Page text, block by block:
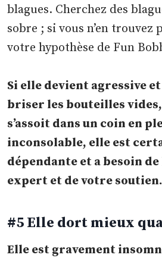
blagues. Cherchez des
sobre ; si vous n’en
votre hypothèse de Fun
Si elle devient agressive
briser les bouteilles
s’assoit dans un coin en
inconsolable, elle est
dépendante et a besoin de
expert et de votre soutien.
#5 Elle dort mieux
Elle est gravement